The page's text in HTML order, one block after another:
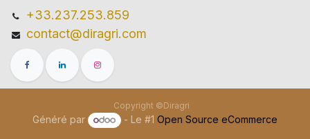
+33.237.253.859
contact@diragri.com
Copyright ©Diragri
Généré par - Le #1Open Source eCommerce